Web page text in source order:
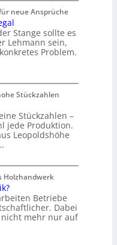
neue Ansprüche
Stange sollte es
Lehmann sein,
Problem.
Stückzahlen
Stückzahlen –
jede Produktion.
Leopoldshöhe
Holzhandwerk
Betriebe
Dabei
nicht mehr nur auf